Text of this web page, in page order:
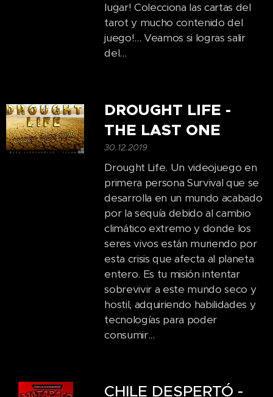
lugar! Colecciona las cartas del
tarot y mucho contenido del
juego!... Veamos si logras salir
del...
DROUGHT LIFE -
THE LAST ONE
30.12.2019
Drought Life. Un videojuego en
primera persona Survival que se
desarrolla en un mundo acabado
por la sequía debido al cambio
climático extremo y donde los
seres vivos están muriendo por
esta crisis que afecta al planeta
entero. Es tu misión intentar
sobrevivir a este mundo seco y
hostil, adquiriendo habilidades y
tecnologías para poder
consumir...
CHILE DESPERTÓ -